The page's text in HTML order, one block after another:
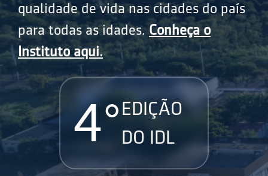
qualidade de vida nas cidades do país
para todas as idades.Conheça o
Instituto aqui.
4° EDIÇÃO
DO IDL